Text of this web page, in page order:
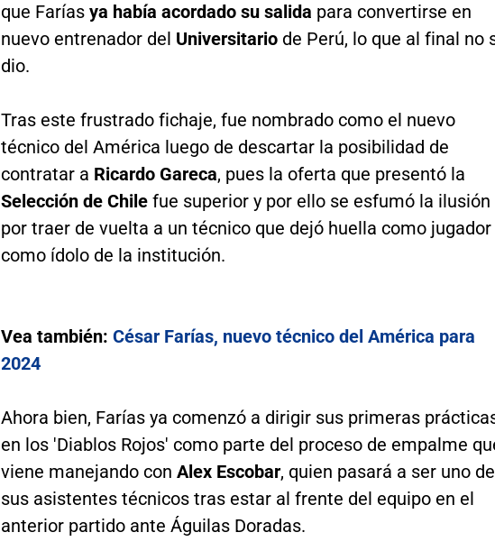
que Farías ya había acordado su salida para convertirse en
nuevo entrenador del Universitariode Perú, lo que al final no
dio.
Tras este frustrado fichaje, fue nombrado como el nuevo
técnico del América luego de descartar la posibilidad de
contratar a Ricardo Gareca, pues la oferta que presentó la
Selección de Chile fue superior y por ello se esfumó la ilusión
por traer de vuelta a un técnico que dejó huella como jugador
como ídolo de la institución.
Vea también: César Farías, nuevo técnico del América para
2024
Ahora bien, Farías ya comenzó a dirigir sus primeras
en los 'Diablos Rojos' como parte del proceso de empalme
viene manejando con Alex Escobar, quien pasará a ser uno de
sus asistentes técnicos tras estar al frente del equipo en el
anterior partido ante Águilas Doradas.